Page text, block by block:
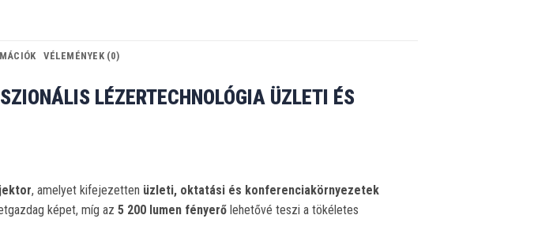
VÉLEMÉNYEK (0)
LÉZERTECHNOLÓGIA ÜZLETI ÉS
, amelyet kifejezetten üzleti, oktatási és konferenciakörnyezetek
képet, míg az 5 200 lumen fényerő lehetővé teszi a tökéletes